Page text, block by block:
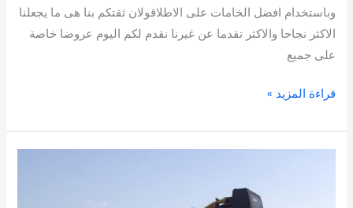
وباستخدام افضل الخامات على الاطلاقولان ثقتكم بنا هى ما يجعلنا
الاكثر نجاحا والاكثر تقدما عن غيرنا نقدم لكم اليوم عروضا خاصة
على جميع
خدمة
24
ساعة
قراءة المزيد »